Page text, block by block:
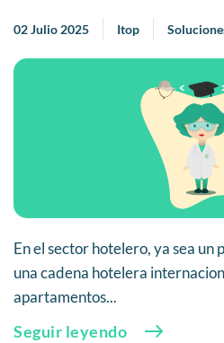
02 Julio 2025 Itop
En el sector hotelero, ya sea un
una cadena hotelera
apartamentos...
Seguir leyendo